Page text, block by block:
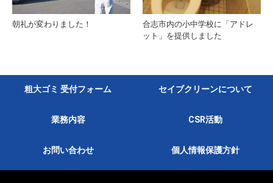
朝礼が変わりました！
合志市内の小中学校に「アドレ
ット」を提供しました
粗大ゴミ 受付フォーム セイブクリーンについて
業務内容 CSR活動
お問い合わせ 個人情報保護方針